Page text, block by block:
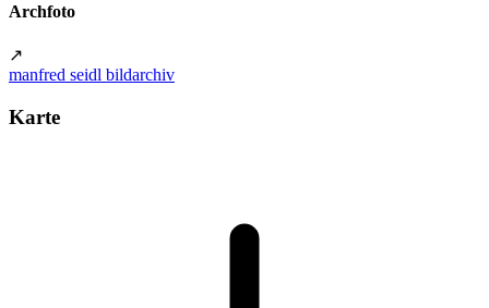
Archfoto
↗
manfred seidl bildarchiv
Karte